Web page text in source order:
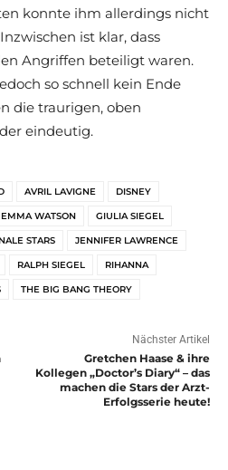
konnte ihm allerdings nicht
ist klar, dass
Angriffen beteiligt waren.
so schnell kein Ende
die traurigen, oben
eindeutig.
AVRIL LAVIGNE DISNEY
EMMA WATSON GIULIA SIEGEL
STARS JENNIFER LAWRENCE
RALPH SIEGEL RIHANNA
THE BIG BANG THEORY
Nächster Artikel
Gretchen Haase & ihre
Kollegen „Doctor’s Diary“ – das
machen die Stars der Arzt-
Erfolgsserie heute!